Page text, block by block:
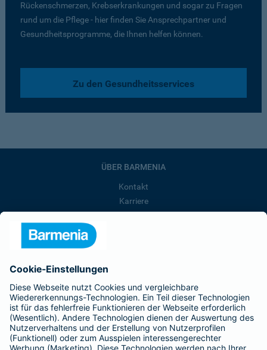
Rückenschmerzen, Krebserkrankungen und sogar zu Fragen
rund um die Pflege - hier finden Sie Ansprechpartner und
Gesundheitsprogramme, die Ihnen helfen können.
Zu den Gesundheitsservices
ÜBER BARMENIA
Kontakt
Karriere
Barmenia ist Teil der BarmeniaGothaer
BELIEBTE SEITEN
Kranken-Zusatzversicherung
Tierversicherungen
Haftpflichtversicherung